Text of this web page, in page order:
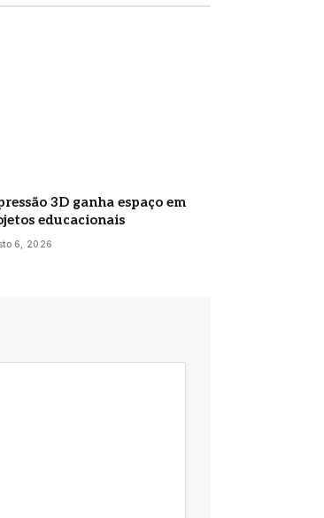
3D ganha espaço em
educacionais
6, 2026